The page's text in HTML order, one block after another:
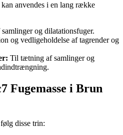
anvendes i en lang række
og dilatationsfuger.
og vedligeholdelse af tagrender og
Til tætning af samlinger og
Fugemasse i Brun
disse trin: